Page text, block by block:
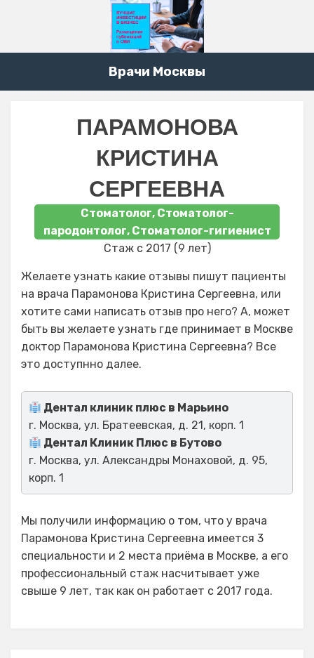
Врачи Москвы
ПАРАМОНОВА
КРИСТИНА
СЕРГЕЕВНА
Стоматолог, Стоматолог-
пародонтолог, Стоматолог-гигиенист
Стаж с 2017 (9 лет)
Желаете узнать какие отзывы пишут пациенты
на врача Парамонова Кристина Сергеевна, или
хотите сами написать отзыв про него? А, может
быть вы желаете узнать где принимает в Москве
доктор Парамонова Кристина Сергеевна? Все
это доступнно далее.
Дентал клиник плюс в Марьино
г. Москва, ул. Братеевская, д. 21, корп. 1
Дентал Клиник Плюс в Бутово
г. Москва, ул. Александры Монаховой, д. 95,
корп. 1
Мы получили информацию о том, что у врача
Парамонова Кристина Сергеевна имеется 3
специальности и 2 места приёма в Москве, а его
профессиональный стаж насчитывает уже
свыше 9 лет, так как он работает с 2017 года.